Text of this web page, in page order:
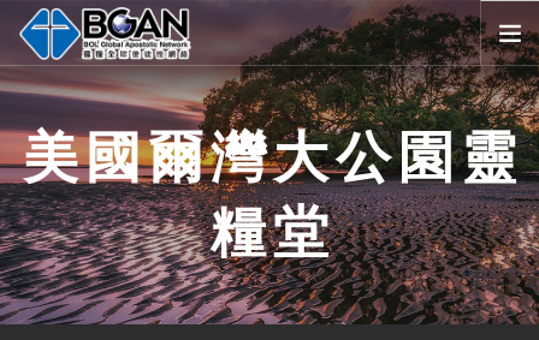
首頁
全球堂會
消息公告
影音媒體
代禱事項
資源共享
美國爾灣大公園靈
糧堂